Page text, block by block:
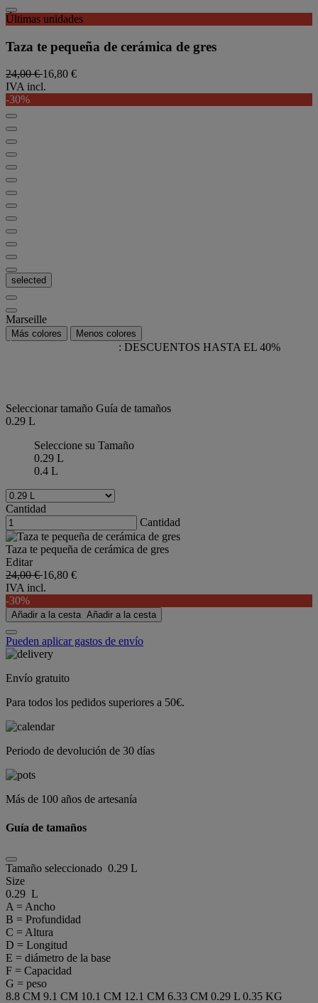
Últimas unidades
Taza te pequeña de cerámica de gres
24,00 €16,80 €
IVA incl.
-30%
selected
Marseille
Más colores Menos colores
: DESCUENTOS HASTA EL 40%
Seleccionar tamaño Guía de tamaños
0.29 L
Seleccione su Tamaño
0.29 L
0.4 L
Cantidad
Cantidad
Taza te pequeña de cerámica de gres
Editar
24,00 €16,80 €
IVA incl.
-30%
Añadir a la cesta Añadir a la cesta
Pueden aplicar gastos de envío
Envío gratuito
Para todos los pedidos superiores a 50€.
Periodo de devolución de 30 días
Más de 100 años de artesanía
Guía de tamaños
Tamaño seleccionado 0.29 L
Size
0.29 L
A = Ancho
B = Profundidad
C = Altura
D = Longitud
E = diámetro de la base
F = Capacidad
G = peso
8.8 CM 9.1 CM 10.1 CM 12.1 CM 6.33 CM 0.29 L 0.35 KG